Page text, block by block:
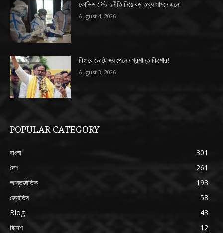
কোভিড টেস্ট দুর্নীতি নিয়ে বড় তথ্য সামনে এলো
August 4, 2026
বিহারে ভোটে জয় পেলেন প্রশান্ত কিশোর!
August 3, 2026
POPULAR CATEGORY
বাংলা
301
দেশ
261
আন্তর্জাতিক
193
জ্যোতিষ
58
Blog
43
বিদেশ
12